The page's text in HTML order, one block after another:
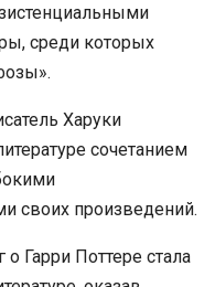
среди которых
Харуки
сочетанием
своих произведений.
Гарри Поттере стала